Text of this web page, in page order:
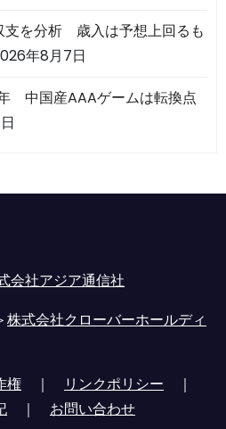
支を分析 歳入は予想上回るも
年8月7日
中国産AAAゲームは転換点
会社アジア通信社
株式会社クローバーホールディ
権 ｜ リンクポリシー ｜
｜ お問い合わせ